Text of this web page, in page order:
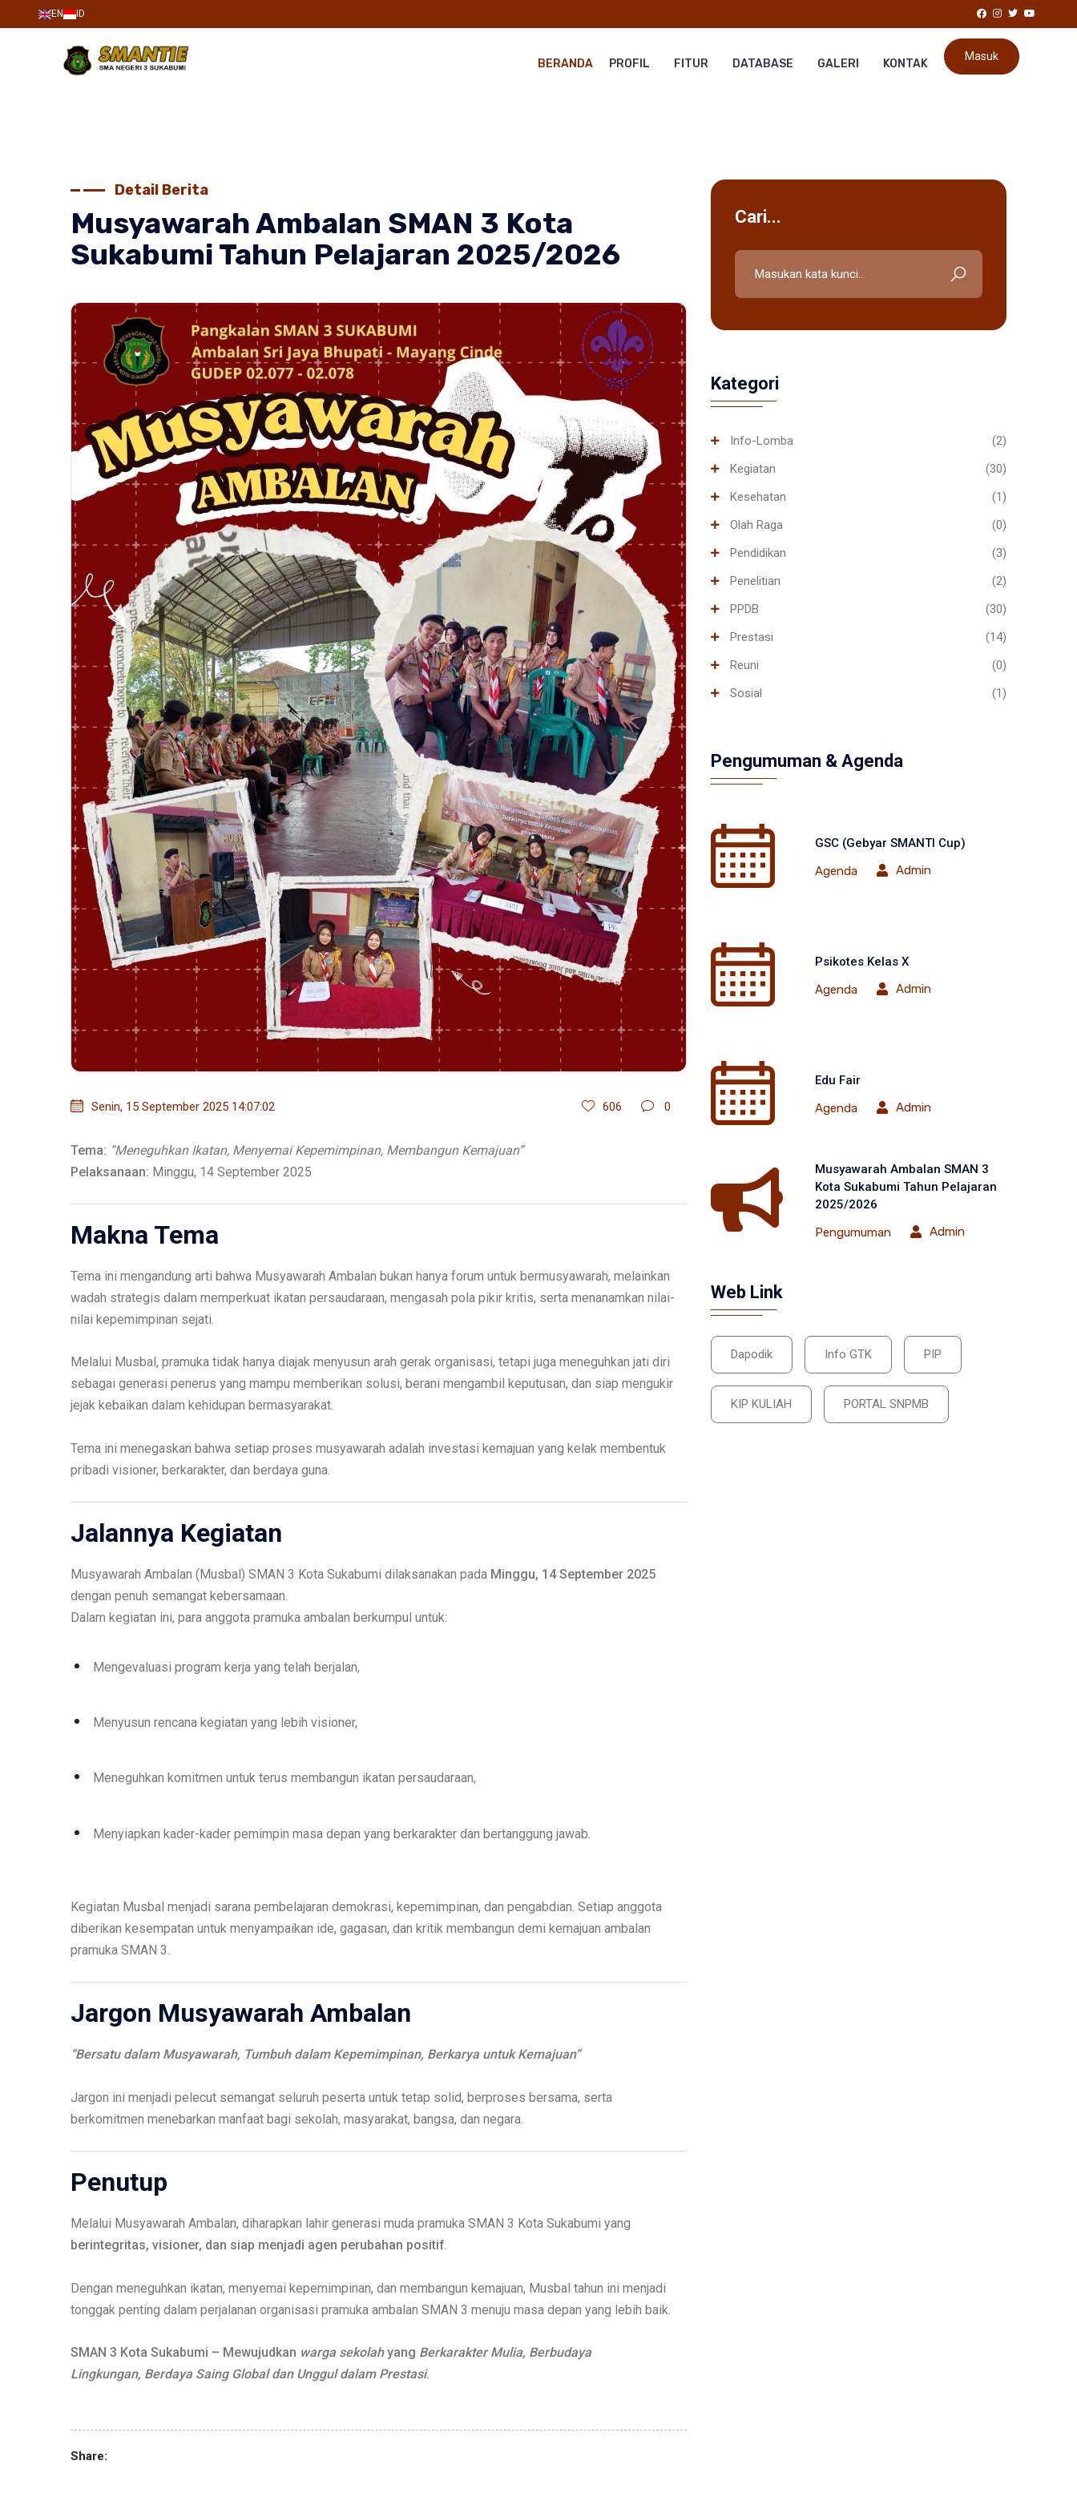
EN ID
Masuk
BERANDA PROFIL FITUR DATABASE GALERI KONTAK
Detail Berita
Musyawarah Ambalan SMAN 3 Kota
Sukabumi Tahun Pelajaran 2025/2026
Senin, 15 September 2025 14:07:02 606 0
Tema: “Meneguhkan Ikatan, Menyemai Kepemimpinan, Membangun Kemajuan”
Pelaksanaan: Minggu, 14 September 2025
Makna Tema
Tema ini mengandung arti bahwa Musyawarah Ambalan bukan hanya forum untuk bermusyawarah, melainkan
wadah strategis dalam memperkuat ikatan persaudaraan, mengasah pola pikir kritis, serta menanamkan nilai-
nilai kepemimpinan sejati.
Melalui Musbal, pramuka tidak hanya diajak menyusun arah gerak organisasi, tetapi juga meneguhkan jati diri
sebagai generasi penerus yang mampu memberikan solusi, berani mengambil keputusan, dan siap mengukir
jejak kebaikan dalam kehidupan bermasyarakat.
Tema ini menegaskan bahwa setiap proses musyawarah adalah investasi kemajuan yang kelak membentuk
pribadi visioner, berkarakter, dan berdaya guna.
Jalannya Kegiatan
Musyawarah Ambalan (Musbal) SMAN 3 Kota Sukabumi dilaksanakan pada Minggu, 14 September 2025
dengan penuh semangat kebersamaan.
Dalam kegiatan ini, para anggota pramuka ambalan berkumpul untuk:
Mengevaluasi program kerja yang telah berjalan,
Menyusun rencana kegiatan yang lebih visioner,
Meneguhkan komitmen untuk terus membangun ikatan persaudaraan,
Menyiapkan kader-kader pemimpin masa depan yang berkarakter dan bertanggung jawab.
Kegiatan Musbal menjadi sarana pembelajaran demokrasi, kepemimpinan, dan pengabdian. Setiap anggota
diberikan kesempatan untuk menyampaikan ide, gagasan, dan kritik membangun demi kemajuan ambalan
pramuka SMAN 3.
Jargon Musyawarah Ambalan
“Bersatu dalam Musyawarah, Tumbuh dalam Kepemimpinan, Berkarya untuk Kemajuan”
Jargon ini menjadi pelecut semangat seluruh peserta untuk tetap solid, berproses bersama, serta
berkomitmen menebarkan manfaat bagi sekolah, masyarakat, bangsa, dan negara.
Penutup
Melalui Musyawarah Ambalan, diharapkan lahir generasi muda pramuka SMAN 3 Kota Sukabumi yang
berintegritas, visioner, dan siap menjadi agen perubahan positif.
Dengan meneguhkan ikatan, menyemai kepemimpinan, dan membangun kemajuan, Musbal tahun ini menjadi
tonggak penting dalam perjalanan organisasi pramuka ambalan SMAN 3 menuju masa depan yang lebih baik.
SMAN 3 Kota Sukabumi – Mewujudkan warga sekolahyang Berkarakter Mulia, Berbudaya
Lingkungan, Berdaya Saing Globaldan Unggul dalam Prestasi.
Share:
Cari...
Kategori
Info-Lomba
(2)
Kegiatan
(30)
Kesehatan
(1)
Olah Raga
(0)
Pendidikan
(3)
Penelitian
(2)
PPDB
(30)
Prestasi
(14)
Reuni
(0)
Sosial
(1)
Pengumuman & Agenda
GSC (Gebyar SMANTI Cup)
Agenda
Admin
Psikotes Kelas X
Agenda
Admin
Edu Fair
Agenda
Admin
Musyawarah Ambalan SMAN 3
Kota Sukabumi Tahun Pelajaran
2025/2026
Pengumuman
Admin
Web Link
Dapodik Info GTK PIP
KIP KULIAH PORTAL SNPMB